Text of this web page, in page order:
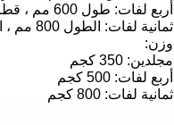
أربع لفات: طول 600 مم ، قطر 80-125 مم (أو ارتفاع 70170 مم)
ثمانية لفات: الطول 800 مم ، القطر 80-125 مم (أو الارتفاع 70170 مم)
وزن:
مجلدين: 350 كجم
أربع لفات: 500 كجم
ثمانية لفات: 800 كجم